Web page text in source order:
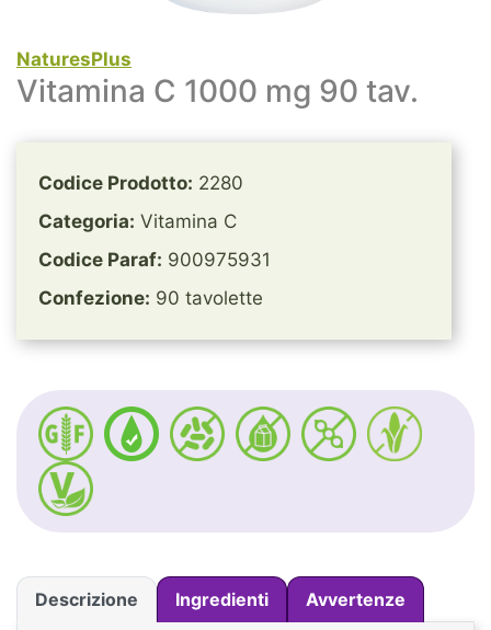
NaturesPlus
Vitamina C 1000 mg 90 tav.
Codice Prodotto: 2280
Categoria: Vitamina C
Codice Paraf: 900975931
Confezione: 90 tavolette
Descrizione Ingredienti Avvertenze